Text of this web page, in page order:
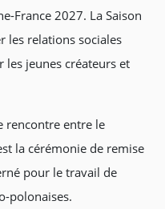
France 2027. La Saison
les relations sociales
les jeunes créateurs et
rencontre entre le
la cérémonie de remise
pour le travail de
polonaises.